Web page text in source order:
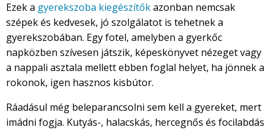
Ezek a gyerekszoba kiegészítőkazonban nemcsak
szépek és kedvesek, jó szolgálatot is tehetnek a
gyerekszobában. Egy fotel, amelyben a gyerkőc
napközben szívesen játszik, képeskönyvet nézeget vagy
a nappali asztala mellett ebben foglal helyet, ha jönnek a
rokonok, igen hasznos kisbútor.
Ráadásul még beleparancsolni sem kell a gyereket, mert
imádni fogja. Kutyás-, halacskás, hercegnős és focilabdás